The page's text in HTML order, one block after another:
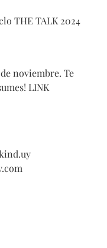
THE TALK 2024
noviembre. Te
LINK